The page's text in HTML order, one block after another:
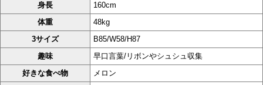
身長
160cm
体重
48kg
3サイズ
B85/W58/H87
趣味
早口言葉/リボンやシュシュ収集
好きな食べ物
メロン